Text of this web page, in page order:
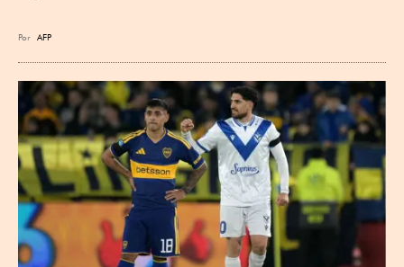
Por AFP